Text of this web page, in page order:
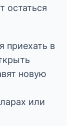
остаться
приехать в
новую
или